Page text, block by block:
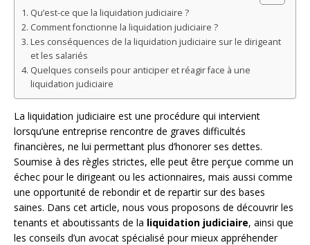
Qu’est-ce que la liquidation judiciaire ?
Comment fonctionne la liquidation judiciaire ?
Les conséquences de la liquidation judiciaire sur le dirigeant
et les salariés
Quelques conseils pour anticiper et réagir face à une
liquidation judiciaire
La liquidation judiciaire est une procédure qui intervient
lorsqu’une entreprise rencontre de graves difficultés
financières, ne lui permettant plus d’honorer ses dettes.
Soumise à des règles strictes, elle peut être perçue comme un
échec pour le dirigeant ou les actionnaires, mais aussi comme
une opportunité de rebondir et de repartir sur des bases
saines. Dans cet article, nous vous proposons de découvrir les
tenants et aboutissants de la liquidation judiciaire, ainsi que
les conseils d’un avocat spécialisé pour mieux appréhender